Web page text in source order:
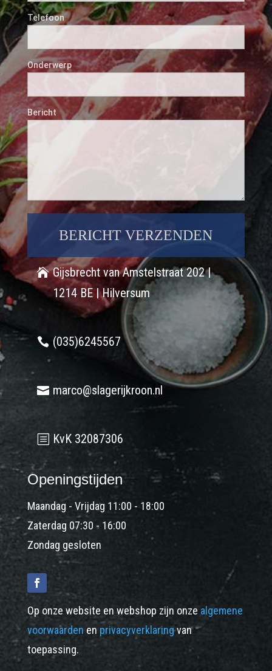
Telefoon
Onderwerp
Bericht
Gijsbrecht van Amstelstraat 202 |
1214 BE | Hilversum
(035)6245567
marco@slagerijkroon.nl
KvK 32087306
Openingstijden
Maandag - Vrijdag 11:00 - 18:00
Zaterdag 07:30 - 16:00
Zondag gesloten
Op onze website en webshop zijn onze algemene
voorwaarden en privacyverklaringvan
toepassing.